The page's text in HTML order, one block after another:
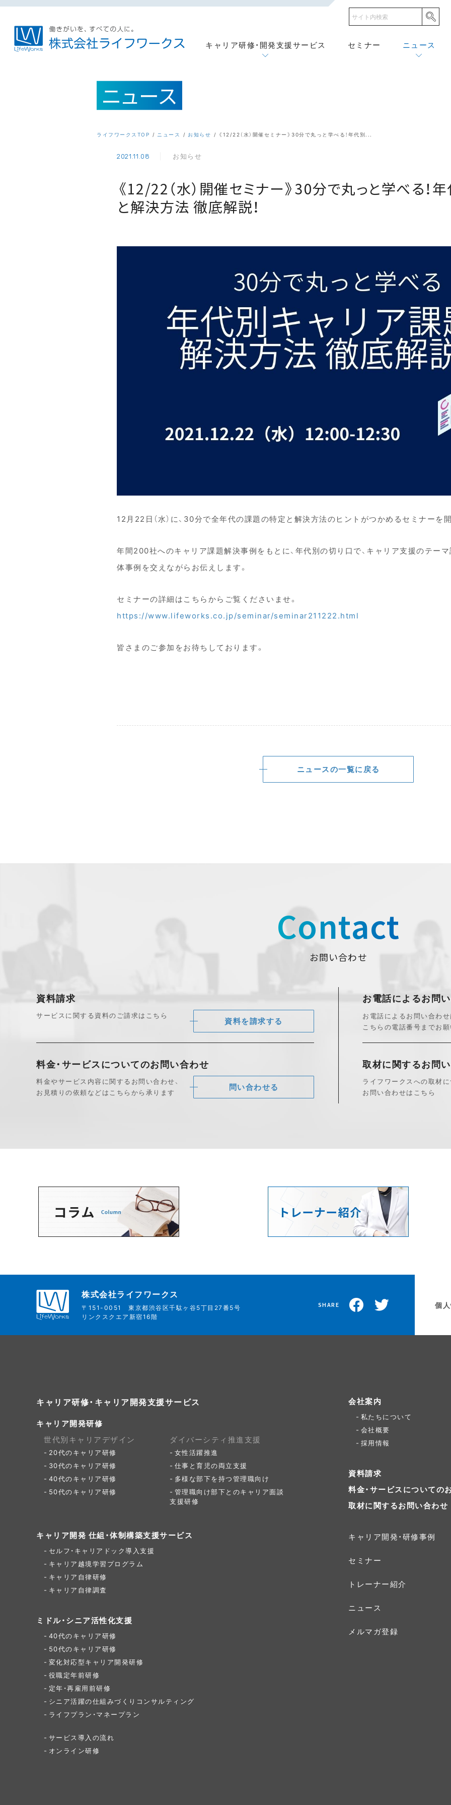
キャリア研修・開発支援サービス セミナー ニュース
ニュース
ライフワークスTOP ニュース お知らせ 《12/22（水）開催セミナー》30分で丸っと学べる！年代別...
2021.11.08 お知らせ
《12/22（水）開催セミナー》30分で丸っと学べる！
と解決方法 徹底解説！
12月22日（水）に、30分で全年代の課題の特定と解決方法のヒントがつかめるセミナーを開
年間200社へのキャリア課題解決事例をもとに、年代別の切り口で、キャリア支援のテーマ
体事例を交えながらお伝えします。
セミナーの詳細はこちらからご覧くださいませ。
https://www.lifeworks.co.jp/seminar/seminar211222.html
皆さまのご参加をお待ちしております。
ニュースの一覧に戻る
Contact
お問い合わせ
資料請求
サービスに関する資料のご請求はこちら
資料を請求する
お電話によるお問
お電話によるお問い合わせ
こちらの電話番号までお
料金・サービスについてのお問い合わせ
料金やサービス内容に関するお問い合わせ、
お見積りの依頼などはこちらから承ります
問い合わせる
取材に関するお問
ライフワークスへの取材
お問い合わせはこちら
株式会社ライフワークス
〒151-0051 東京都渋谷区千駄ヶ谷5丁目27番5号
リンクスクエア新宿16階
SHARE 個
キャリア研修・キャリア開発支援サービス
キャリア開発研修
世代別キャリアデザイン
20代のキャリア研修
30代のキャリア研修
40代のキャリア研修
50代のキャリア研修
ダイバーシティ推進支援
女性活躍推進
仕事と育児の両立支援
多様な部下を持つ管理職向け
管理職向け部下とのキャリア面談
支援研修
キャリア開発 仕組・体制構築支援サービス
セルフ・キャリアドック導入支援
キャリア越境学習プログラム
キャリア自律研修
キャリア自律調査
ミドル・シニア活性化支援
40代のキャリア研修
50代のキャリア研修
変化対応型キャリア開発研修
役職定年前研修
定年・再雇用前研修
シニア活躍の仕組みづくり コンサルティング
ライフプラン・マネープラン
サービス導入の流れ
オンライン研修
会社案内
私たちについて
会社概要
採用情報
資料請求
料金・サービスについての
取材に関するお問い合わせ
キャリア開発・研修事例
セミナー
トレーナー紹介
ニュース
メルマガ登録